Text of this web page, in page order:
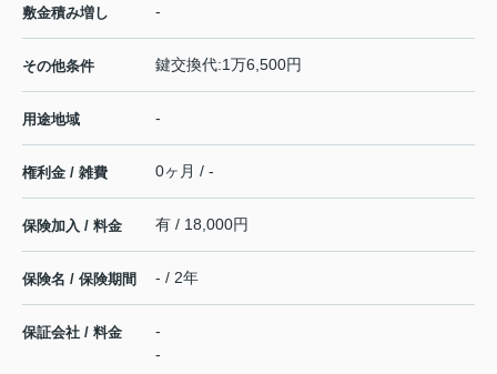
敷金積み増し -
その他条件 鍵交換代:1万6,500円
用途地域 -
権利金 / 雑費 0ヶ月 / -
保険加入 / 料金 有 / 18,000円
保険名 / 保険期間 - / 2年
保証会社 / 料金
-
-